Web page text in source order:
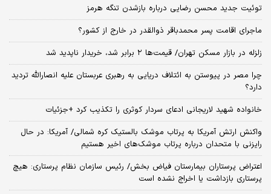
توئیت جدید محسن رضایی درباره بازشدن تنگه هرمز
ماجرای اقامت پسر محمدباقر ذوالقدر در خارج از کشور؟
زلزله در بازار مسکن تهران/ قیمت‌ها ۲ برابر شد، خریدار ناپدید شد
چرا مصر در پیوستن به ائتلاف دریایی به رهبری عربستان علیه انصارالله تردید
دارد؟
خانواده شهید لاریجانی ادعای سردار کوثری را تکذیب کرد +جزئیات
واکنش ارتش آمریکا به پرتاب موشک بالستیک کره شمالی/ آمریکا: در حال
رایزنی با متحدان درباره پرتاب موشک‌های اخیر هستیم
اعتراض پرستاران بیمارستان فیاض بخش/ رئیس سازمان نظام پرستاری: هیچ
پرستاری بازداشت یا اخراج نشده است